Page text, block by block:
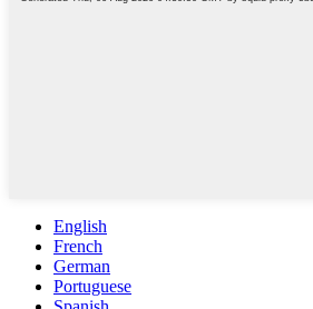
English
French
German
Portuguese